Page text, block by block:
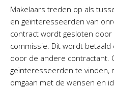
Makelaars treden op als
en geïnteresseerden van
contract wordt gesloten door
commissie. Dit wordt
door de andere contractant.
geïnteresseerden te vinden,
omgaan met de wensen en